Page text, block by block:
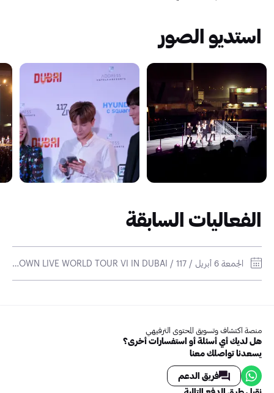
استديو الصور
الفعاليات السابقة
الجمعة 6 أبريل / SMTOWN LIVE WORLD TOUR VI IN DUBAI / 117 لايف أرينا
منصة اكتشاف وتسويق المحتوى الترفيهي
هل لديك أي أسئلة أو استفسارات أخرى؟
يسعدنا تواصلك معنا
فريق الدعم